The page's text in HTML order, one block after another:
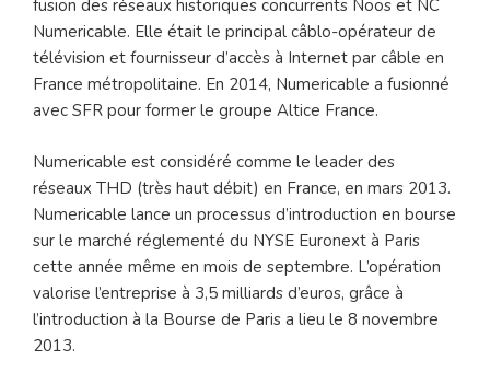
fusion des réseaux historiques concurrents Noos et NC
Numericable. Elle était le principal câblo-opérateur de
télévision et fournisseur d’accès à Internet par câble en
France métropolitaine. En 2014, Numericable a fusionné
avec SFR pour former le groupe Altice France.
Numericable est considéré comme le leader des
réseaux THD (très haut débit) en France, en mars 2013.
Numericable lance un processus d’introduction en bourse
sur le marché réglementé du NYSE Euronext à Paris
cette année même en mois de septembre. L’opération
valorise l’entreprise à 3,5 milliards d’euros, grâce à
l’introduction à la Bourse de Paris a lieu le 8 novembre
2013.